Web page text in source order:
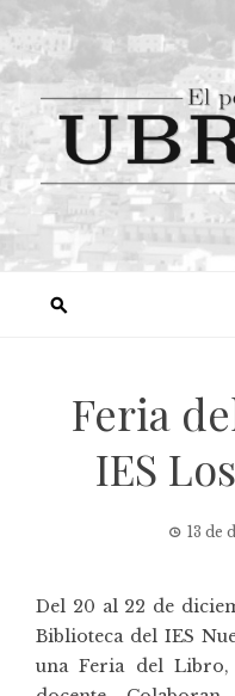
Feria
IES
13 de
Del 20 al 22 de
Biblioteca del IES
una Feria del Libro,